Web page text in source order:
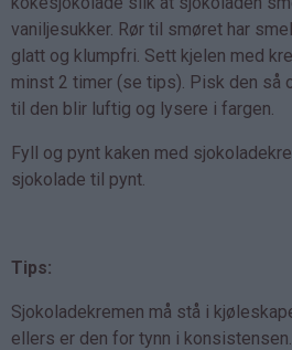
vaniljesukker. Rør til smøret har
glatt og klumpfri. Sett kjelen med
minst 2 timer (se tips). Pisk den så
til den blir luftig og lysere i fargen.
Fyll og pynt kaken med
sjokolade til pynt.
Tips:
Sjokoladekremen må stå i
ellers er den for tynn i